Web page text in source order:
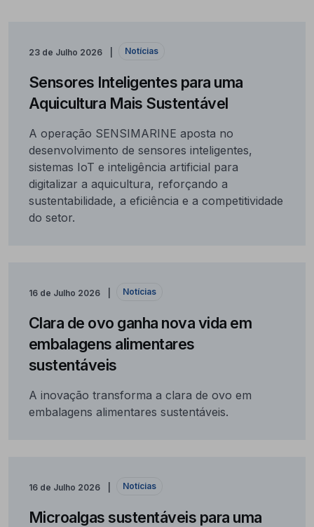
23 de Julho 2026 Notícias
Sensores Inteligentes para uma
Aquicultura Mais Sustentável
A operação SENSIMARINE aposta no
desenvolvimento de sensores inteligentes,
sistemas IoT e inteligência artificial para
digitalizar a aquicultura, reforçando a
sustentabilidade, a eficiência e a competitividade
do setor.
16 de Julho 2026 Notícias
Clara de ovo ganha nova vida em
embalagens alimentares
sustentáveis
A inovação transforma a clara de ovo em
embalagens alimentares sustentáveis.
16 de Julho 2026 Notícias
Microalgas sustentáveis para uma